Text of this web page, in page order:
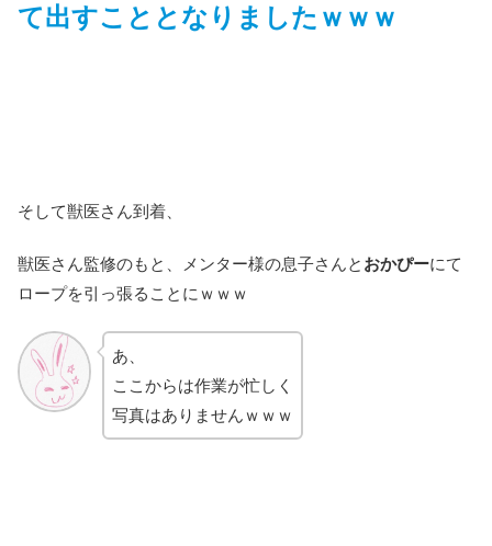
て出すこととなりましたｗｗｗ
そして獣医さん到着、
獣医さん監修のもと、メンター様の息子さんと おかぴーにて
ロープを引っ張ることにｗｗｗ
あ、
ここからは作業が忙しく
写真はありませんｗｗｗ